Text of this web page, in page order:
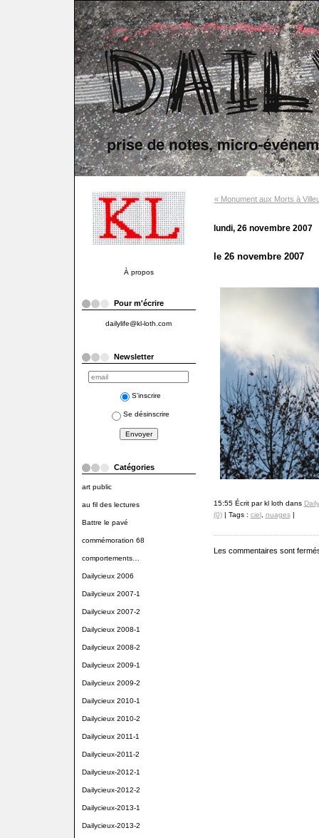
À propos
Pour m'écrire
dailylife@kl-loth.com
Newsletter
S'inscrire
Se désinscrire
Catégories
art public
au fil des lectures
Battre le pavé
commémoration 68
comportements…
Dailycieux 2006
Dailycieux 2007-1
Dailycieux 2007-2
Dailycieux 2008-1
Dailycieux 2008-2
Dailycieux 2009-1
Dailycieux 2009-2
Dailycieux 2010-1
Dailycieux 2010-2
Dailycieux 2011-1
Dailycieux-2011-2
Dailycieux-2012-1
Dailycieux-2012-2
Dailycieux-2013-1
Dailycieux-2013-2
« Monument aux Morts à
lundi, 26 novembre 2007
le 26 novembre 2007
15:55 Écrit par kl loth dans
(0)| Tags : ciel, nuages|
Les commentaires sont